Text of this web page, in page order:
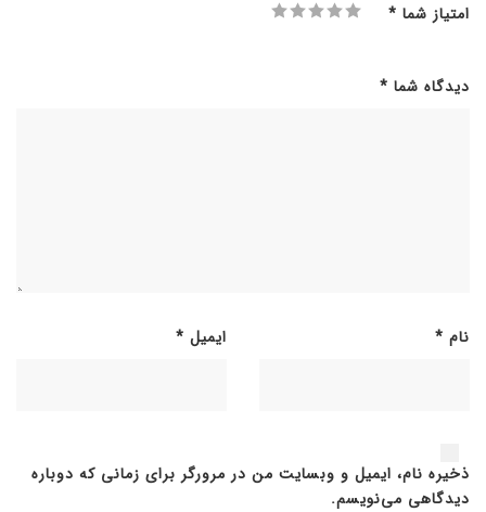
امتیاز شما *
دیدگاه شما *
نام * ایمیل *
ذخیره نام، ایمیل و وبسایت من در مرورگر برای زمانی که دوباره
دیدگاهی می‌نویسم.